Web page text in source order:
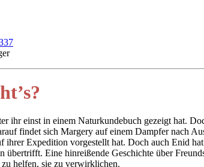
einst in einem Naturkundebuch gezeigt hat.
findet sich Margery auf einem Dampfer nach
Expedition vorgestellt hat. Doch auch Enid
übertrifft. Eine hinreißende Geschichte über
helfen, sie zu verwirklichen.